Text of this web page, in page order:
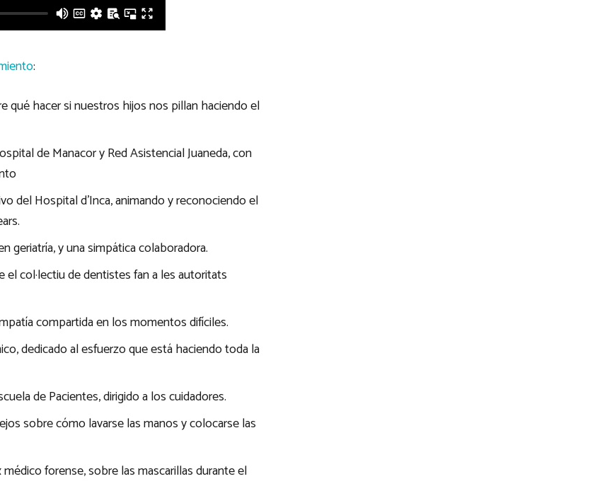
:
qué hacer si nuestros hijos nos pillan haciendo el
de Manacor y Red Asistencial Juaneda, con
del Hospital d’Inca, animando y reconociendo el
geriatría, y una simpática colaboradora.
el col·lectiu de dentistes fan a les autoritats
compartida en los momentos difíciles.
dedicado al esfuerzo que está haciendo toda la
de Pacientes, dirigido a los cuidadores.
sobre cómo lavarse las manos y colocarse las
médico forense, sobre las mascarillas durante el